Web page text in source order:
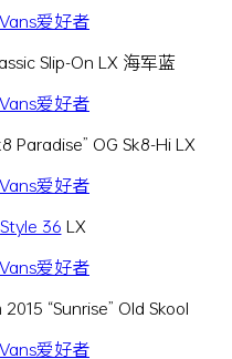
Slip-On LX 海军蓝
Paradise” OG Sk8-Hi LX
Style 36 LX
“Sunrise” Old Skool